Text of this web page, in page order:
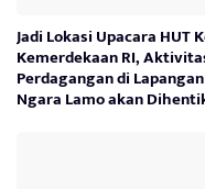
Jadi Lokasi Upacara HUT
Kemerdekaan RI,
Perdagangan di Lapangan
Ngara Lamo akan